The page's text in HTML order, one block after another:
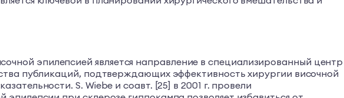
эпилепсией является направление в специализированный центр
публикаций, подтверждающих эффективность хирургии височной
S. Wiebe и соавт. [25] в 2001 г. провели